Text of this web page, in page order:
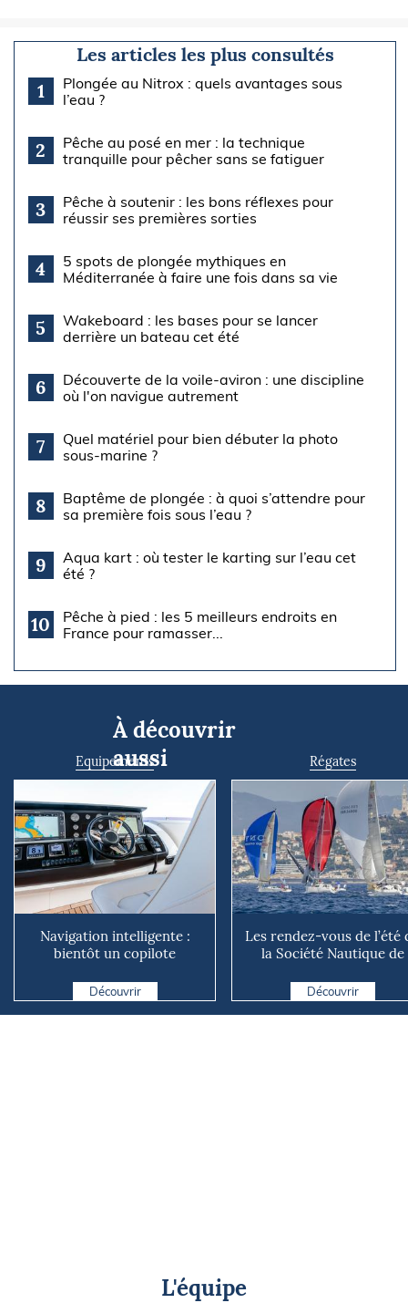
Les articles les plus consultés
1
Plongée au Nitrox : quels avantages sous
l’eau ?
2
Pêche au posé en mer : la technique
tranquille pour pêcher sans se fatiguer
3
Pêche à soutenir : les bons réflexes pour
réussir ses premières sorties
4
5 spots de plongée mythiques en
Méditerranée à faire une fois dans sa vie
5
Wakeboard : les bases pour se lancer
derrière un bateau cet été
6
Découverte de la voile-aviron : une discipline
où l'on navigue autrement
7
Quel matériel pour bien débuter la photo
sous-marine ?
8
Baptême de plongée : à quoi s’attendre pour
sa première fois sous l’eau ?
9
Aqua kart : où tester le karting sur l’eau cet
été ?
10
Pêche à pied : les 5 meilleurs endroits en
France pour ramasser...
À découvrir
aussi
Equipements
Navigation intelligente :
bientôt un copilote
Découvrir
Régates
Les rendez-vous de l’été
la Société Nautique de
Découvrir
L'équipe